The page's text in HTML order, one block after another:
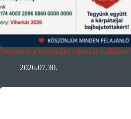
Segítsünk a kárpátaljai viharkárosultakon!
2026.07.30.